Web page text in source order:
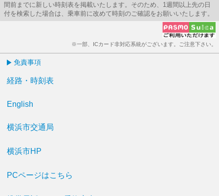
間前までに新しい時刻表を掲載いたします。そのため、1週間以上先の日
付を検索した場合は、乗車前に改めて時刻のご確認をお願いいたします。
※一部、ICカード非対応系統がございます。ご注意下さい。
免責事項
経路・時刻表
English
横浜市交通局
横浜市HP
PCページはこちら